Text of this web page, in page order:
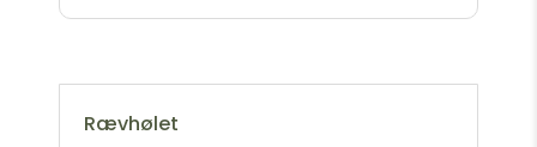
Rævhølet